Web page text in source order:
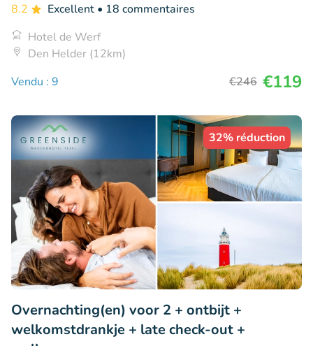
8.2 Excellent • 18 commentaires
Hotel de Werf
Den Helder (12km)
Vendu : 9
€246 €119
32% réduction
Overnachting(en) voor 2 + ontbijt +
welkomstdrankje + late check-out +